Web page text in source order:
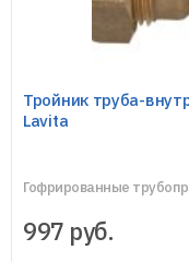
Тройник труба-
Lavita
Гофрированные
997 руб.